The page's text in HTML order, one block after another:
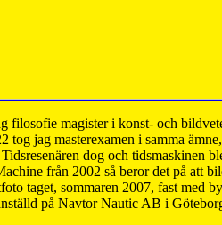
magister i konst- och
tog jag masterexamen i samma
dog och tidsmaskinen
från 2002 så beror det på att
taget, sommaren 2007, fast med
på Navtor Nautic AB i